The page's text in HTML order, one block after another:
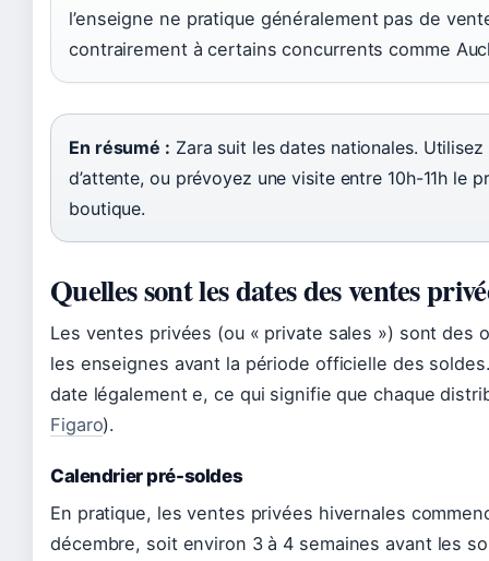
l’enseigne ne pratique généralement pas de
contrairement à certains concurrents comme
En résumé : Zara suit les dates nationales.
d’attente, ou prévoyez une visite entre 10h-11h le
boutique.
Quelles sont les dates des ventes
Les ventes privées (ou « private sales ») sont des
les enseignes avant la période officielle des
date légalement e, ce qui signifie que chaque
Figaro).
Calendrier pré-soldes
En pratique, les ventes privées hivernales
décembre, soit environ 3 à 4 semaines avant les